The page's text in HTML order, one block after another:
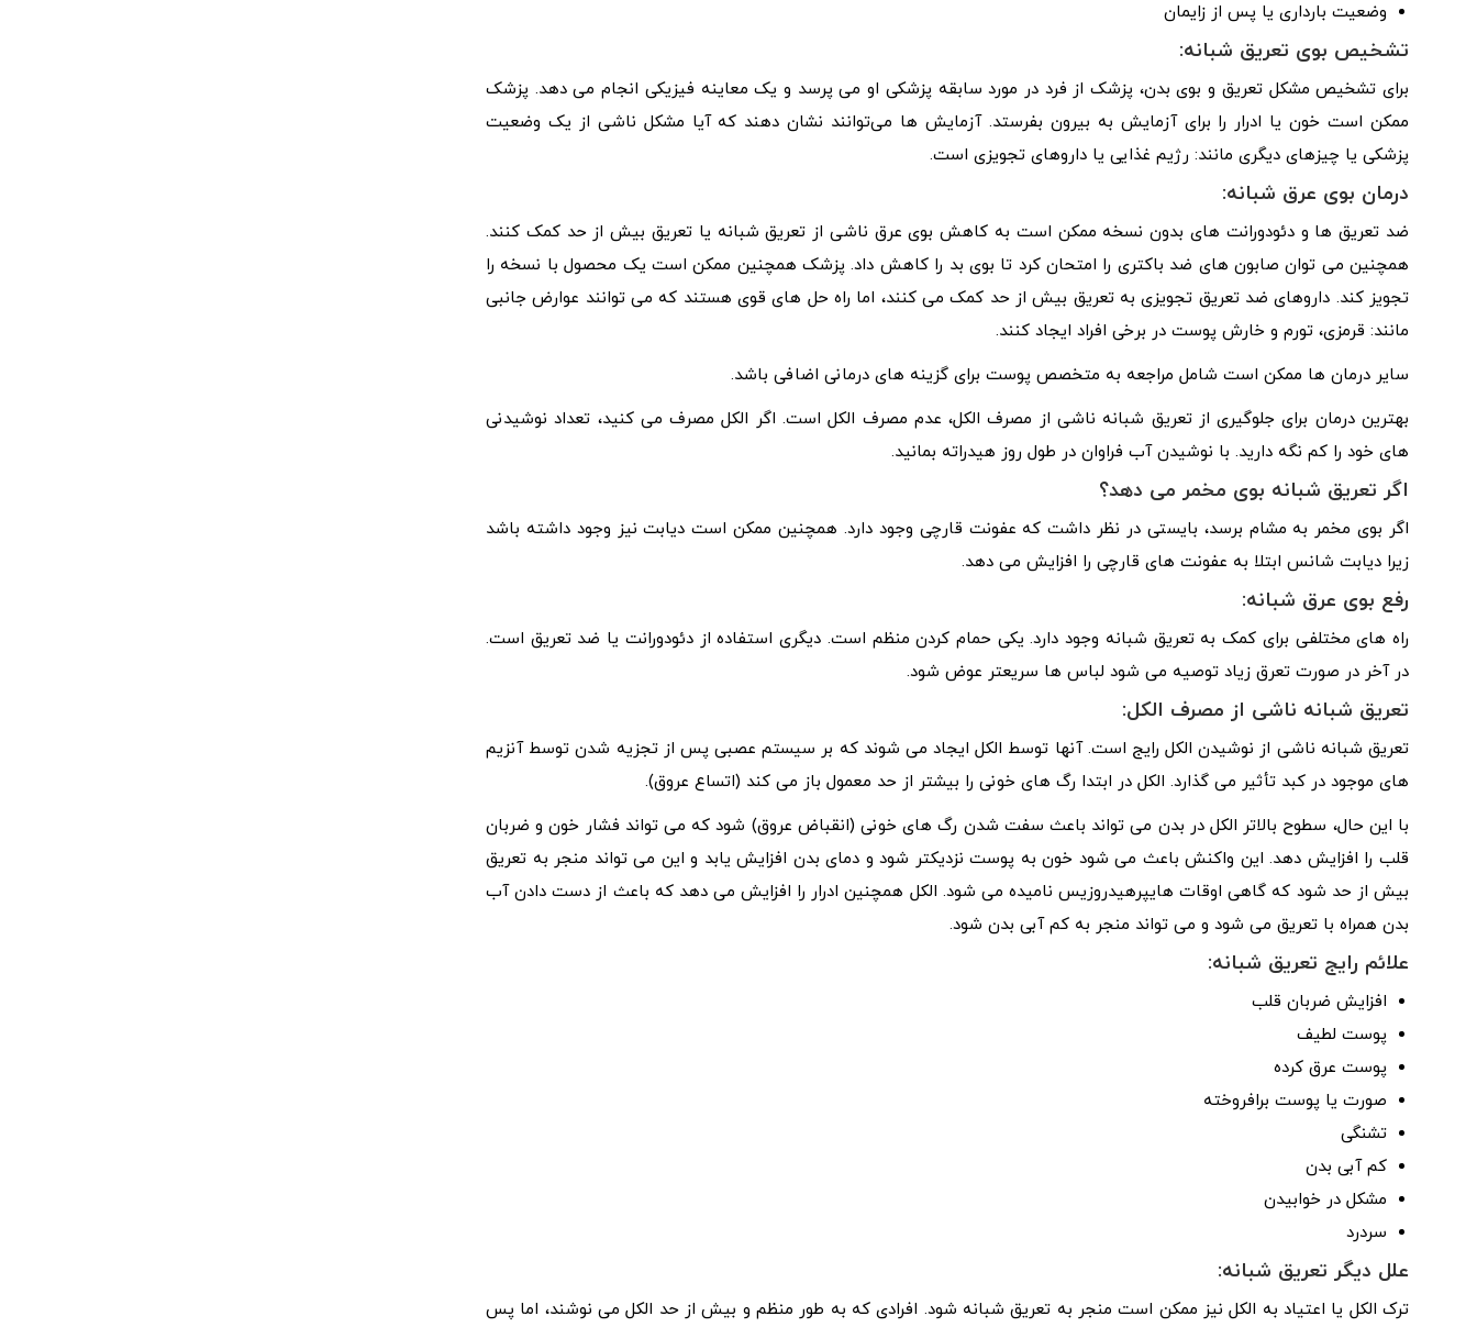
وضعیت بارداری یا پس از زایمان
تشخیص بوی تعریق شبانه:
برای تشخیص مشکل تعریق و بوی بدن، پزشک از فرد در مورد سابقه پزشکی او می پرسد و یک معاینه فیزیکی انجام می دهد. پزشک
ممکن است خون یا ادرار را برای آزمایش به بیرون بفرستد. آزمایش‌ ها می‌توانند نشان دهند که آیا مشکل ناشی از یک وضعیت
پزشکی یا چیزهای دیگری مانند: رژیم غذایی یا داروهای تجویزی است.
درمان بوی عرق شبانه:
ضد تعریق ها و دئودورانت های بدون نسخه ممکن است به کاهش بوی عرق ناشی از تعریق شبانه یا تعریق بیش از حد کمک کنند.
همچنین می توان صابون های ضد باکتری را امتحان کرد تا بوی بد را کاهش داد. پزشک همچنین ممکن است یک محصول با نسخه را
تجویز کند. داروهای ضد تعریق تجویزی به تعریق بیش از حد کمک می کنند، اما راه حل های قوی هستند که می توانند عوارض جانبی
مانند: قرمزی، تورم و خارش پوست در برخی افراد ایجاد کنند.
سایر درمان ها ممکن است شامل مراجعه به متخصص پوست برای گزینه های درمانی اضافی باشد.
بهترین درمان برای جلوگیری از تعریق شبانه ناشی از مصرف الکل، عدم مصرف الکل است. اگر الکل مصرف می کنید، تعداد نوشیدنی
های خود را کم نگه دارید. با نوشیدن آب فراوان در طول روز هیدراته بمانید.
اگر تعریق شبانه بوی مخمر می دهد؟
اگر بوی مخمر به مشام برسد، بایستی در نظر داشت که عفونت قارچی وجود دارد. همچنین ممکن است دیابت نیز وجود داشته باشد
زیرا دیابت شانس ابتلا به عفونت های قارچی را افزایش می دهد.
رفع بوی عرق شبانه:
راه های مختلفی برای کمک به تعریق شبانه وجود دارد. یکی حمام کردن منظم است. دیگری استفاده از دئودورانت یا ضد تعریق است.
در آخر در صورت تعرق زیاد توصیه می شود لباس ها سریعتر عوض شود.
تعریق شبانه ناشی از مصرف الکل:
تعریق شبانه ناشی از نوشیدن الکل رایج است. آنها توسط الکل ایجاد می شوند که بر سیستم عصبی پس از تجزیه شدن توسط آنزیم
های موجود در کبد تأثیر می گذارد. الکل در ابتدا رگ های خونی را بیشتر از حد معمول باز می کند (اتساع عروق).
با این حال، سطوح بالاتر الکل در بدن می تواند باعث سفت شدن رگ های خونی (انقباض عروق) شود که می تواند فشار خون و ضربان
قلب را افزایش دهد. این واکنش باعث می شود خون به پوست نزدیکتر شود و دمای بدن افزایش یابد و این می تواند منجر به تعریق
بیش از حد شود که گاهی اوقات هایپرهیدروزیس نامیده می شود. الکل همچنین ادرار را افزایش می دهد که باعث از دست دادن آب
بدن همراه با تعریق می شود و می تواند منجر به کم آبی بدن شود.
علائم رایج تعریق شبانه:
افزایش ضربان قلب
پوست لطیف
پوست عرق کرده
صورت یا پوست برافروخته
تشنگی
کم آبی بدن
مشکل در خوابیدن
سردرد
علل دیگر تعریق شبانه:
ترک الکل یا اعتیاد به الکل نیز ممکن است منجر به تعریق شبانه شود. افرادی که به طور منظم و بیش از حد الکل می نوشند، اما پس